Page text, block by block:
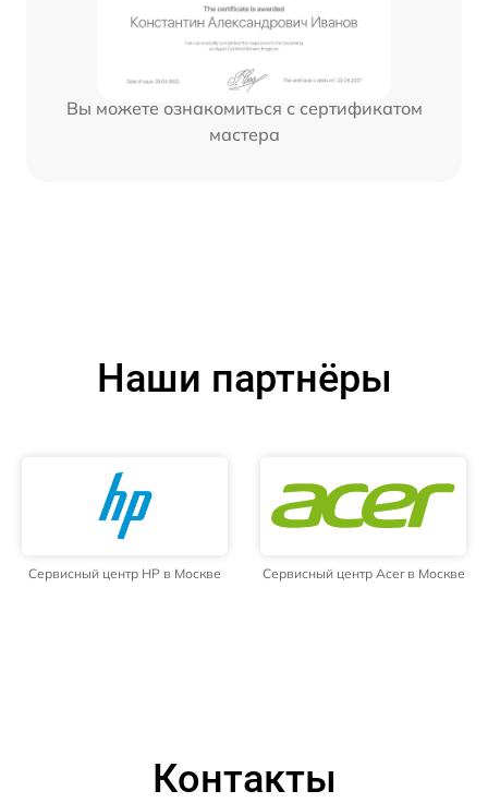
Вы можете ознакомиться с сертификатом
мастера
Наши партнёры
Сервисный центр HP в Москве Сервисный центр Acer в Москве
Контакты